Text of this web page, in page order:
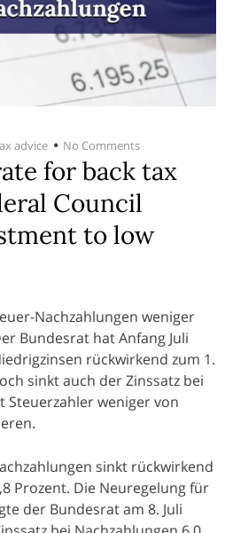
advice No Comments
for back tax
Council
to low
Nachzahlungen weniger
Bundesrat hat Anfang Juli
rückwirkend zum 1.
sinkt auch der Zinssatz bei
Steuerzahler weniger von
sinkt rückwirkend
Prozent. Die Neuregelung für
der Bundesrat am 8. Juli